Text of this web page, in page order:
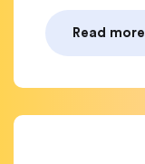
Read more